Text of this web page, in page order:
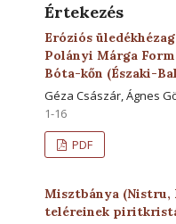
Értekezés
Eróziós
Polányi Márga
Bóta-kőn (Északi-
Géza Császár, Ágnes
1-16
PDF
Misztbánya (Nistru,
teléreinek